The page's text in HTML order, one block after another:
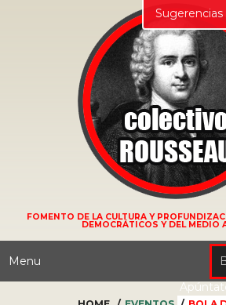
FOMENTO DE LA CULTURA Y
DEMOCRÁTICOS Y DEL MEDIO
Menu
Sugerencias